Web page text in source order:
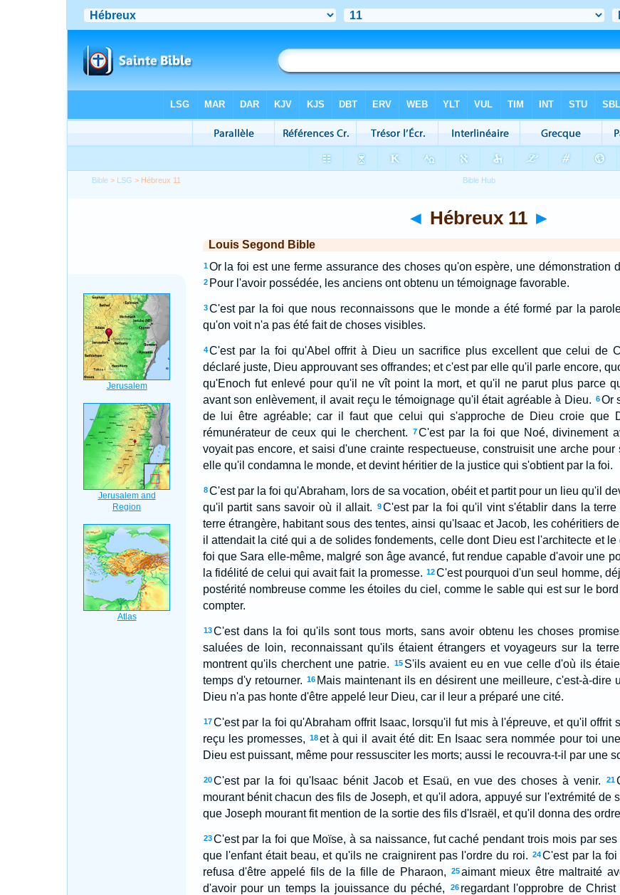
Bible > LSG > Hébreux 11
◄ Hébreux 11 ►
Louis Segond Bible
1 Or la foi est une ferme assurance des choses qu'on espère, une démonstration
2 Pour l'avoir possédée, les anciens ont obtenu un témoignage favorable.
3 C'est par la foi que nous reconnaissons que le monde a été formé par la
qu'on voit n'a pas été fait de choses visibles.
4 C'est par la foi qu'Abel offrit à Dieu un sacrifice plus excellent que celui de
déclaré juste, Dieu approuvant ses offrandes; et c'est par elle qu'il parle encore,
qu'Enoch fut enlevé pour qu'il ne vît point la mort, et qu'il ne parut plus parce
avant son enlèvement, il avait reçu le témoignage qu'il était agréable à Dieu. 6Or
de lui être agréable; car il faut que celui qui s'approche de Dieu croie que
rémunérateur de ceux qui le cherchent.
7C'est par la foi que Noé, divinement
voyait pas encore, et saisi d'une crainte respectueuse, construisit une arche
elle qu'il condamna le monde, et devint héritier de la justice qui s'obtient par la foi.
8 C'est par la foi qu'Abraham, lors de sa vocation, obéit et partit pour un lieu qu'il
qu'il partit sans savoir où il allait.
9C'est par la foi qu'il vint s'établir dans la
terre étrangère, habitant sous des tentes, ainsi qu'Isaac et Jacob, les cohéritiers
il attendait la cité qui a de solides fondements, celle dont Dieu est l'architecte et le
foi que Sara elle-même, malgré son âge avancé, fut rendue capable d'avoir une
la fidélité de celui qui avait fait la promesse. 12C'est pourquoi d'un seul homme,
postérité nombreuse comme les étoiles du ciel, comme le sable qui est sur le
compter.
13 C'est dans la foi qu'ils sont tous morts, sans avoir obtenu les choses
saluées de loin, reconnaissant qu'ils étaient étrangers et voyageurs sur la
montrent qu'ils cherchent une patrie.
15 S'ils avaient eu en vue celle d'où ils
temps d'y retourner. 16 Mais maintenant ils en désirent une meilleure, c'est-à-dire
Dieu n'a pas honte d'être appelé leur Dieu, car il leur a préparé une cité.
17 C'est par la foi qu'Abraham offrit Isaac, lorsqu'il fut mis à l'épreuve, et qu'il offrit
reçu les promesses, 18et à qui il avait été dit: En Isaac sera nommée pour toi
Dieu est puissant, même pour ressusciter les morts; aussi le recouvra-t-il par une
20 C'est par la foi qu'Isaac bénit Jacob et Esaü, en vue des choses à venir. 21
mourant bénit chacun des fils de Joseph, et qu'il adora, appuyé sur l'extrémité de
que Joseph mourant fit mention de la sortie des fils d'Israël, et qu'il donna des
23 C'est par la foi que Moïse, à sa naissance, fut caché pendant trois mois par
que l'enfant était beau, et qu'ils ne craignirent pas l'ordre du roi.
24 C'est par la
refusa d'être appelé fils de la fille de Pharaon,
25aimant mieux être maltraité
d'avoir pour un temps la jouissance du péché,
26 regardant l'opprobre de